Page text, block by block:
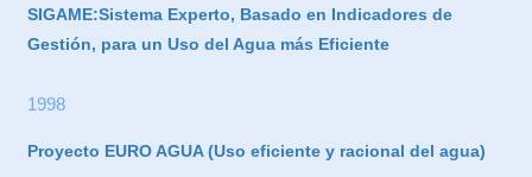
SIGAME:Sistema Experto, Basado en Indicadores de
Gestión, para un Uso del Agua más Eficiente
1998
Proyecto EURO AGUA (Uso eficiente y racional del agua)